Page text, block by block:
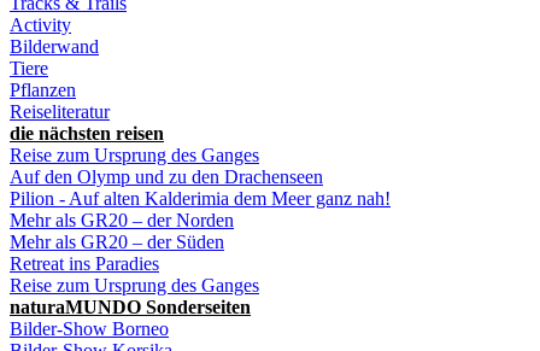
Activity
Bilderwand
Tiere
Pflanzen
Reiseliteratur
die nächsten reisen
Reise zum Ursprung des Ganges
Auf den Olymp und zu den Drachenseen
Pilion - Auf alten Kalderimia dem Meer ganz nah!
Mehr als GR20 – der Norden
Mehr als GR20 – der Süden
Retreat ins Paradies
Reise zum Ursprung des Ganges
naturaMUNDO Sonderseiten
Bilder-Show Borneo